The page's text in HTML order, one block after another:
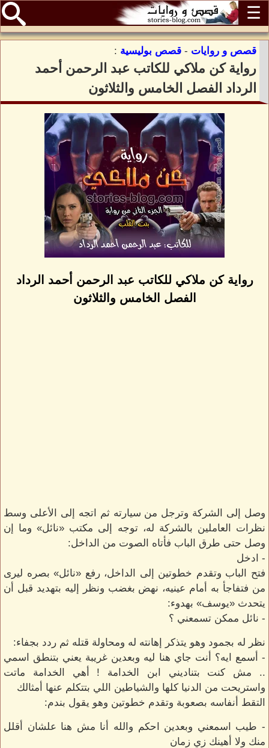
☰
قصص و روايات - قصص بوليسية :
رواية كن ملاكي للكاتب عبد الرحمن أحمد
الرداد الفصل الخامس والثلاثون
رواية كن ملاكي للكاتب عبد الرحمن أحمد الرداد
الفصل الخامس والثلاثون
وصل إلى الشركة وترجل من سيارته ثم اتجه إلى الأعلى وسط
نظرات العاملين بالشركة له، توجه إلى مكتب «نائل» وما إن
وصل حتى طرق الباب فأتاه الصوت من الداخل:
- ادخل
فتح الباب وتقدم خطوتين إلى الداخل، رفع «نائل» بصره ليرى
من فتفاجأ به أمام عينيه، نهض بغضب ونظر إليه بتهديد قبل أن
يتحدث «يوسف» بهدوء:
- نائل ممكن تسمعني ؟
نظر له بجمود وهو يتذكر إهانته له ومحاولة قتله ثم ردد بجفاء:
- أسمع ايه؟ أنت جاي هنا ليه وبعدين غريبة يعني بتنطق اسمي
.. مش كنت بتناديني ابن الخدامة ! أهي الخدامة ماتت
واستريحت من الدنيا كلها والشياطين اللي بتتكلم عنها أمثالك
التقط أنفاسه بصعوبة وتقدم خطوتين وهو يقول بندم:
- طيب اسمعني وبعدين احكم والله أنا مش هنا علشان أقلل
منك ولا أهينك زي زمان